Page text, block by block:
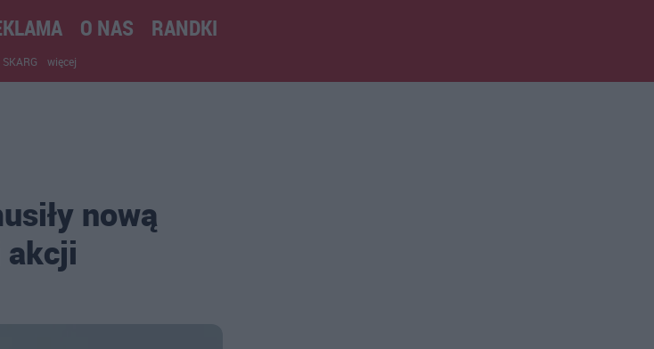
O NAS RANDKI
więcej
nową
akcji